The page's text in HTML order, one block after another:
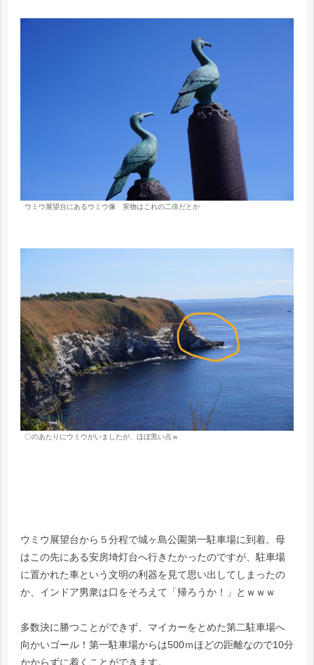
ウミウ展望台にあるウミウ像 実物はこれの二倍だとか
〇のあたりにウミウがいましたが、ほぼ黒い点ｗ
ウミウ展望台から５分程で城ヶ島公園第一駐車場に到着。母
はこの先にある安房埼灯台へ行きたかったのですが、駐車場
に置かれた車という文明の利器を見て思い出してしまったの
か、インドア男衆は口をそろえて「帰ろうか！」とｗｗｗ
多数決に勝つことができず、マイカーをとめた第二駐車場へ
向かいゴール！第一駐車場からは500ｍほどの距離なので10分
かからずに着くことができます。